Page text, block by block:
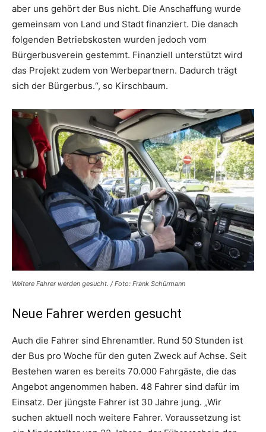
aber uns gehört der Bus nicht. Die Anschaffung wurde
gemeinsam von Land und Stadt finanziert. Die danach
folgenden Betriebskosten wurden jedoch vom
Bürgerbusverein gestemmt. Finanziell unterstützt wird
das Projekt zudem von Werbepartnern. Dadurch trägt
sich der Bürgerbus.“, so Kirschbaum.
Weitere Fahrer werden gesucht. / Foto: Frank Schürmann
Neue Fahrer werden gesucht
Auch die Fahrer sind Ehrenamtler. Rund 50 Stunden ist
der Bus pro Woche für den guten Zweck auf Achse. Seit
Bestehen waren es bereits 70.000 Fahrgäste, die das
Angebot angenommen haben. 48 Fahrer sind dafür im
Einsatz. Der jüngste Fahrer ist 30 Jahre jung. „Wir
suchen aktuell noch weitere Fahrer. Voraussetzung ist